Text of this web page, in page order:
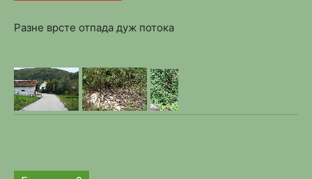
Разне врсте отпада дуж потока